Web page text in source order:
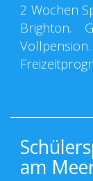
2 Wochen
Brighton.
am